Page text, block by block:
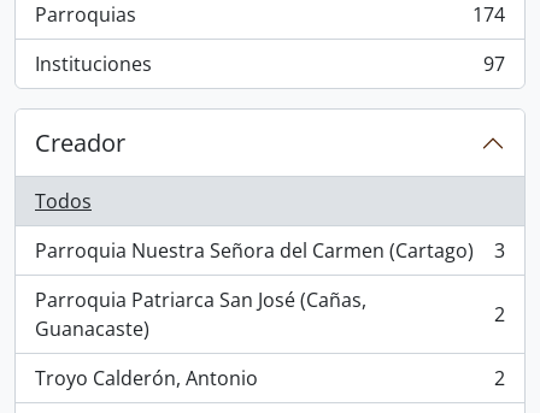
Parroquias
, 174 resultados
174
Instituciones
, 97 resultados 97
Creador
Todos
Parroquia Nuestra Señora del Carmen (Cartago)
, 3 resultados
3
Parroquia Patriarca San José (Cañas,
Guanacaste)
, 2 resultados 2
Troyo Calderón, Antonio
, 2 resultados
2